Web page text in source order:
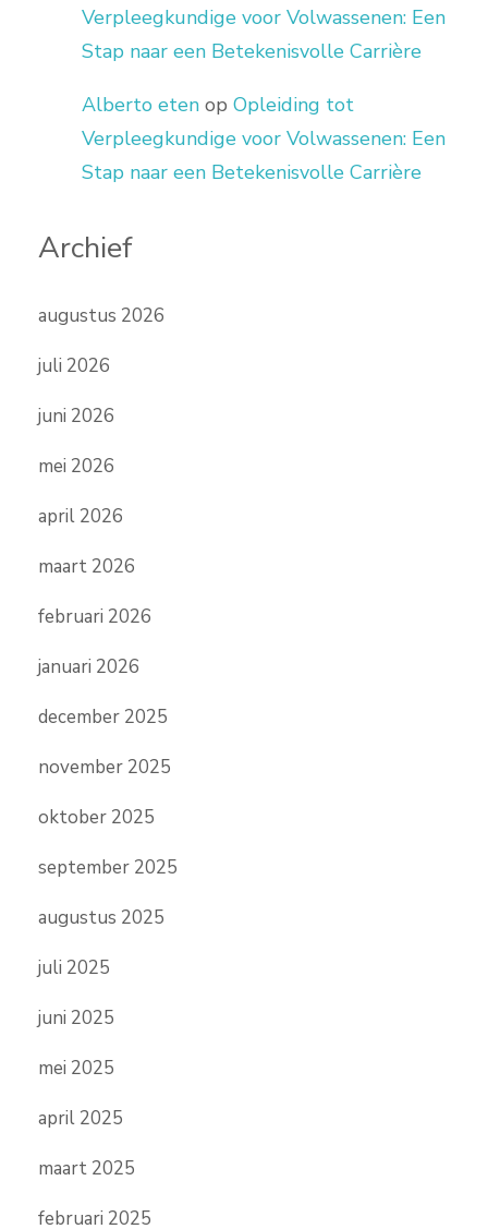
Verpleegkundige voor Volwassenen: Een
Stap naar een Betekenisvolle Carrière
Alberto eten op Opleiding tot
Verpleegkundige voor Volwassenen: Een
Stap naar een Betekenisvolle Carrière
Archief
augustus 2026
juli 2026
juni 2026
mei 2026
april 2026
maart 2026
februari 2026
januari 2026
december 2025
november 2025
oktober 2025
september 2025
augustus 2025
juli 2025
juni 2025
mei 2025
april 2025
maart 2025
februari 2025